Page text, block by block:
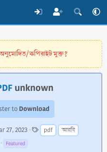
কপিরাইট মুক্ত?
unknown
to Download
27, 2023
T
a
pdf
আরবি
Featured